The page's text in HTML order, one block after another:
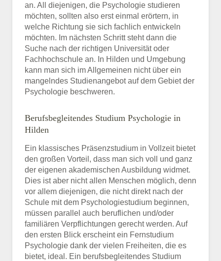
an. All diejenigen, die Psychologie studieren
möchten, sollten also erst einmal erörtern, in
welche Richtung sie sich fachlich entwickeln
möchten. Im nächsten Schritt steht dann die
Suche nach der richtigen Universität oder
Fachhochschule an. In Hilden und Umgebung
kann man sich im Allgemeinen nicht über ein
mangelndes Studienangebot auf dem Gebiet der
Psychologie beschweren.
Berufsbegleitendes Studium Psychologie in
Hilden
Ein klassisches Präsenzstudium in Vollzeit bietet
den großen Vorteil, dass man sich voll und ganz
der eigenen akademischen Ausbildung widmet.
Dies ist aber nicht allen Menschen möglich, denn
vor allem diejenigen, die nicht direkt nach der
Schule mit dem Psychologiestudium beginnen,
müssen parallel auch beruflichen und/oder
familiären Verpflichtungen gerecht werden. Auf
den ersten Blick erscheint ein Fernstudium
Psychologie dank der vielen Freiheiten, die es
bietet, ideal. Ein berufsbegleitendes Studium